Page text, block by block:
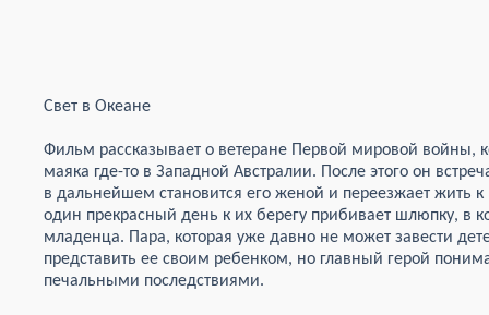
Свет в Океане
Фильм рассказывает о ветеране Первой мировой войны,
маяка где-то в Западной Австралии. После этого он
в дальнейшем становится его женой и переезжает жить
один прекрасный день к их берегу прибивает шлюпку, в
младенца. Пара, которая уже давно не может завести
представить ее своим ребенком, но главный герой
печальными последствиями.